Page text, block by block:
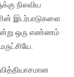
நிலவிய
இடர்பாடுகளை
ஒரு எண்ணம்